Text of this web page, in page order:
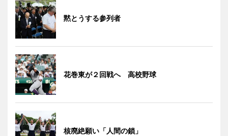
黙とうする参列者
花巻東が２回戦へ 高校野球
核廃絶願い「人間の鎖」